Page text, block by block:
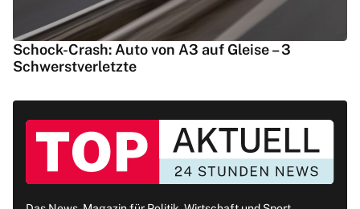
Schock-Crash: Auto von A3 auf Gleise – 3
Schwerstverletzte